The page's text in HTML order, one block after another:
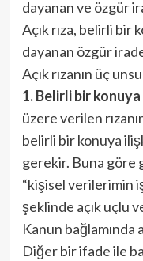
dayanan ve özgür
Açık rıza, belirli
dayanan özgür irade
Açık rızanın üç
1. Belirli bir
üzere verilen
belirli bir konuya
gerekir. Buna göre
“kişisel verilerimin
şeklinde açık uçlu
Kanun bağlamında
Diğer bir ifade ile